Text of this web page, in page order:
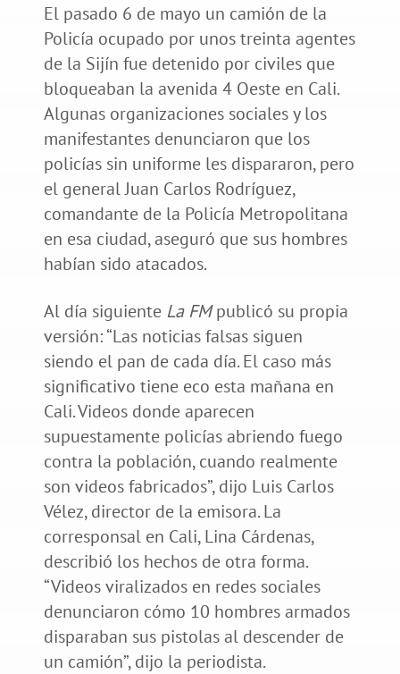
El pasado 6 de mayo un camión de la
Policía ocupado por unos treinta agentes
de la Sijín fue detenido por civiles que
bloqueaban la avenida 4 Oeste en Cali.
Algunas organizaciones sociales y los
manifestantes denunciaron que los
policías sin uniforme les dispararon, pero
el general Juan Carlos Rodríguez,
comandante de la Policía Metropolitana
en esa ciudad, aseguró que sus hombres
habían sido atacados.
Al día siguiente La FMpublicó su propia
versión: “Las noticias falsas siguen
siendo el pan de cada día. El caso más
significativo tiene eco esta mañana en
Cali. Videos donde aparecen
supuestamente policías abriendo fuego
contra la población, cuando realmente
son videos fabricados”, dijo Luis Carlos
Vélez, director de la emisora. La
corresponsal en Cali, Lina Cárdenas,
describió los hechos de otra forma.
“Videos viralizados en redes sociales
denunciaron cómo 10 hombres armados
disparaban sus pistolas al descender de
un camión”, dijo la periodista.